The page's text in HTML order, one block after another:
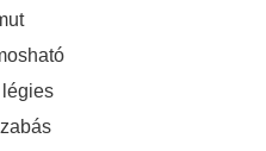
légies